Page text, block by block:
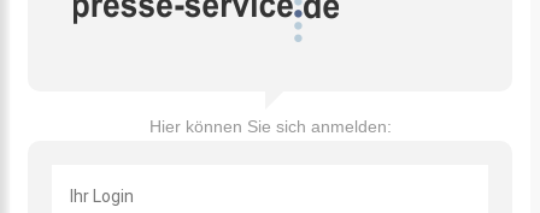
Hier können Sie sich anmelden: